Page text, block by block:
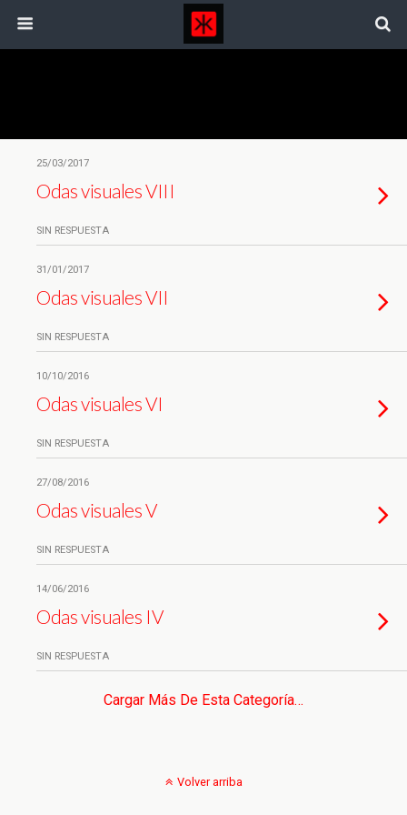
25/03/2017
Odas visuales VIII
SIN RESPUESTA
31/01/2017
Odas visuales VII
SIN RESPUESTA
10/10/2016
Odas visuales VI
SIN RESPUESTA
27/08/2016
Odas visuales V
SIN RESPUESTA
14/06/2016
Odas visuales IV
SIN RESPUESTA
Cargar Más De Esta Categoría…
Volver arriba